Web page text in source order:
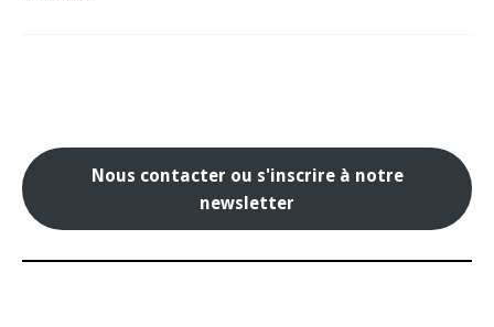
Nous contacter ou s'inscrire à notre
newsletter